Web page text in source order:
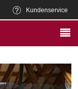
Kundenservice